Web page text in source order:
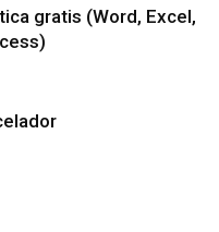
gratis (Word, Excel,